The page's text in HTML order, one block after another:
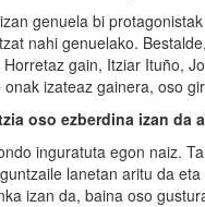
genuela bi
nahi genuelako.
gain, Itziar Ituño,
izateaz gainera, oso
oso ezberdina izan
inguratuta egon naiz.
lanetan aritu da
izan da, baina oso